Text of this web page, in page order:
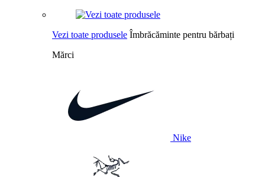
Vezi toate produsele Îmbrăcăminte pentru bărbați
Mărci
Nike